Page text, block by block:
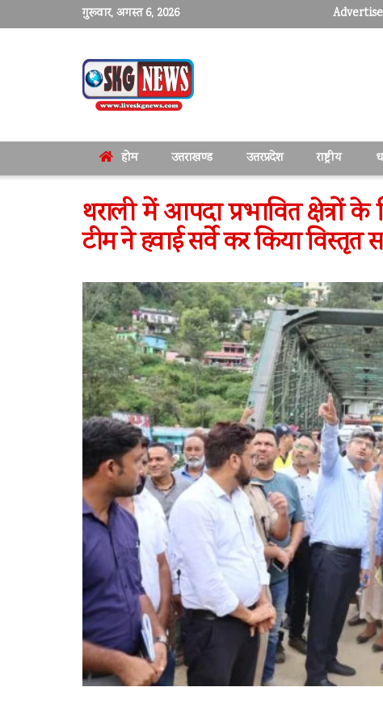
गुरूवार, अगस्त 6, 2026
होम उत्तराखण्ड उत्तरप्रदेश राष्ट्रीय
थराली में आपदा प्रभावित क्षेत्रों
टीम ने हवाई सर्वे कर किया विस्तृत